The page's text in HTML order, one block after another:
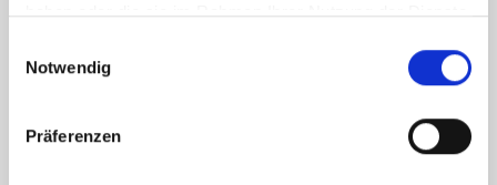
haben oder die sie im Rahmen Ihrer Nutzung der Dienste
Notwendig
Präferenzen